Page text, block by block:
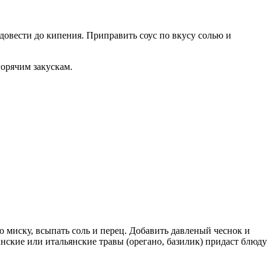
до кипения. Приправить соус по вкусу солью и
закускам.
всыпать соль и перец. Добавить давленый чеснок и
или итальянские травы (орегано, базилик) придаст блюду